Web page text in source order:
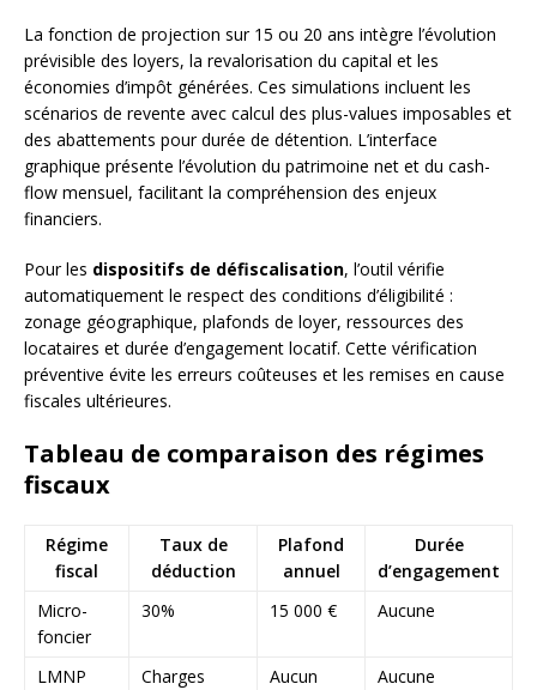
La fonction de projection sur 15 ou 20 ans intègre l’évolution
prévisible des loyers, la revalorisation du capital et les
économies d’impôt générées. Ces simulations incluent les
scénarios de revente avec calcul des plus-values imposables et
des abattements pour durée de détention. L’interface
graphique présente l’évolution du patrimoine net et du cash-
flow mensuel, facilitant la compréhension des enjeux
financiers.
Pour les dispositifs de défiscalisation, l’outil vérifie
automatiquement le respect des conditions d’éligibilité :
zonage géographique, plafonds de loyer, ressources des
locataires et durée d’engagement locatif. Cette vérification
préventive évite les erreurs coûteuses et les remises en cause
fiscales ultérieures.
Tableau de comparaison des régimes
fiscaux
Régime
fiscal
Taux de
déduction
Plafond
annuel
Durée
d’engagement
Micro-
foncier
30% 15 000 € Aucune
LMNP
Charges
Aucun Aucune